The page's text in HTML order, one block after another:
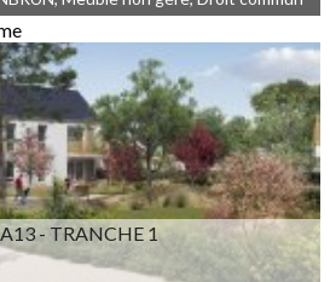
€
- TRANCHE 1